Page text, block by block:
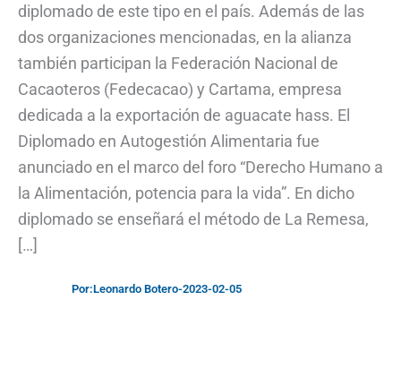
diplomado de este tipo en el país. Además de las
dos organizaciones mencionadas, en la alianza
también participan la Federación Nacional de
Cacaoteros (Fedecacao) y Cartama, empresa
dedicada a la exportación de aguacate hass. El
Diplomado en Autogestión Alimentaria fue
anunciado en el marco del foro “Derecho Humano a
la Alimentación, potencia para la vida”. En dicho
diplomado se enseñará el método de La Remesa,
[…]
Por:Leonardo Botero-2023-02-05